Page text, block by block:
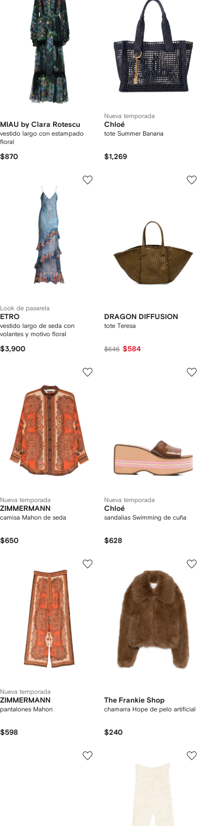
MIAU by Clara Rotescu
vestido largo con estampado
floral
$870
Nueva temporada
Chloé
tote Summer Banana
$1,269
Look de pasarela
ETRO
vestido largo de seda con
volantes y motivo floral
$3,900
DRAGON DIFFUSION
tote Teresa
$646 $584
Nueva temporada
ZIMMERMANN
camisa Mahon de seda
$650
Nueva temporada
Chloé
sandalias Swimming de cuña
$628
Nueva temporada
ZIMMERMANN
pantalones Mahon
$598
The Frankie Shop
chamarra Hope de pelo artificial
$240